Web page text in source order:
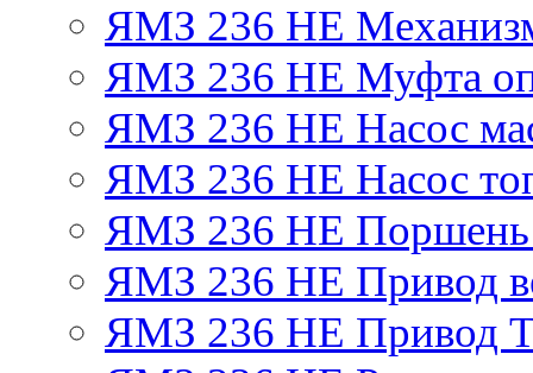
ЯМЗ 236 НЕ
ЯМЗ 236 НЕ Муфта
ЯМЗ 236 НЕ Насос
ЯМЗ 236 НЕ Насос
ЯМЗ 236 НЕ Поршень
ЯМЗ 236 НЕ Привод
ЯМЗ 236 НЕ Привод